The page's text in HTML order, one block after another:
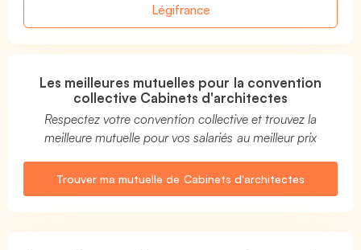
Légifrance
Les meilleures mutuelles pour la convention
collective Cabinets d'architectes
Respectez votre convention collective et trouvez la
meilleure mutuelle pour vos salariés au meilleur prix
Trouver ma mutuelle de Cabinets d'architectes